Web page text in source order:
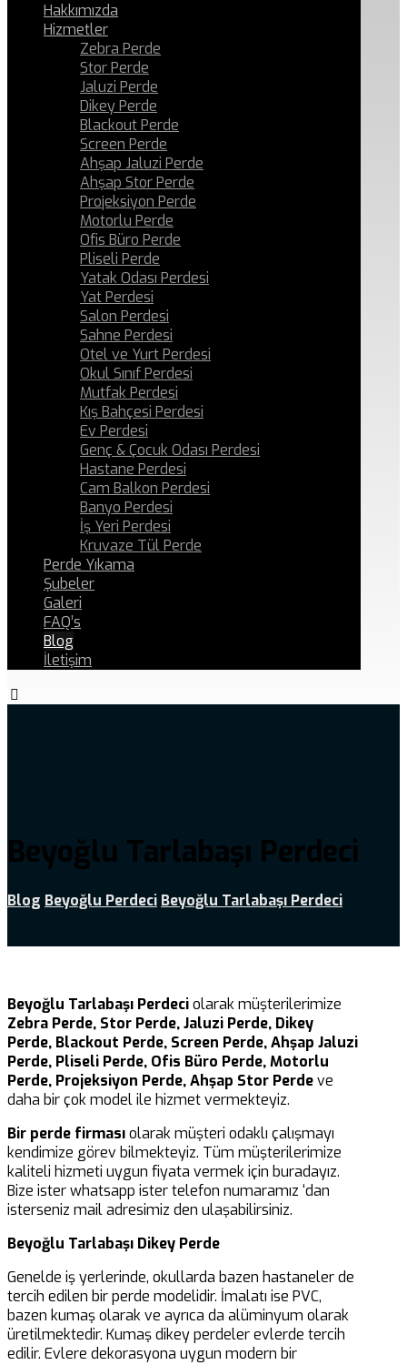
Hakkımızda
Hizmetler
Zebra Perde
Stor Perde
Jaluzi Perde
Dikey Perde
Blackout Perde
Screen Perde
Ahşap Jaluzi Perde
Ahşap Stor Perde
Projeksiyon Perde
Motorlu Perde
Ofis Büro Perde
Pliseli Perde
Yatak Odası Perdesi
Yat Perdesi
Salon Perdesi
Sahne Perdesi
Otel ve Yurt Perdesi
Okul Sınıf Perdesi
Mutfak Perdesi
Kış Bahçesi Perdesi
Ev Perdesi
Genç & Çocuk Odası Perdesi
Hastane Perdesi
Cam Balkon Perdesi
Banyo Perdesi
İş Yeri Perdesi
Kruvaze Tül Perde
Perde Yıkama
Şubeler
Galeri
FAQ’s
Blog
İletişim
Beyoğlu Tarlabaşı Perdeci
Blog Beyoğlu Perdeci Beyoğlu Tarlabaşı Perdeci
Beyoğlu Tarlabaşı Perdeciolarak müşterilerimize
Zebra Perde, Stor Perde, Jaluzi Perde, Dikey
Perde, Blackout Perde, Screen Perde, Ahşap Jaluzi
Perde, Pliseli Perde, Ofis Büro Perde, Motorlu
Perde, Projeksiyon Perde, Ahşap Stor Perdeve
daha bir çok model ile hizmet vermekteyiz.
Bir perde firmasıolarak müşteri odaklı çalışmayı
kendimize görev bilmekteyiz. Tüm müşterilerimize
kaliteli hizmeti uygun fiyata vermek için buradayız.
Bize ister whatsapp ister telefon numaramız ‘dan
isterseniz mail adresimiz den ulaşabilirsiniz.
Beyoğlu Tarlabaşı Dikey Perde
Genelde iş yerlerinde, okullarda bazen hastaneler de
tercih edilen bir perde modelidir. İmalatı ise PVC,
bazen kumaş olarak ve ayrıca da alüminyum olarak
üretilmektedir. Kumaş dikey perdeler evlerde tercih
edilir. Evlere dekorasyona uygun modern bir